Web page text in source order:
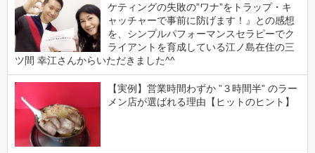
ケティングの失敗の”ワナ”をトラップ・キ
ャッチャーで事前に防げます！』との感想
を、シンプルパフォーマンスセラピーでク
ライアントを育成している江ノ島在住の三
ツ間 幸江さんからいただきました^^
【実例】営業時間わずか ”３時間半” のラー
メン店が選ばれる理由【ヒットのヒント】